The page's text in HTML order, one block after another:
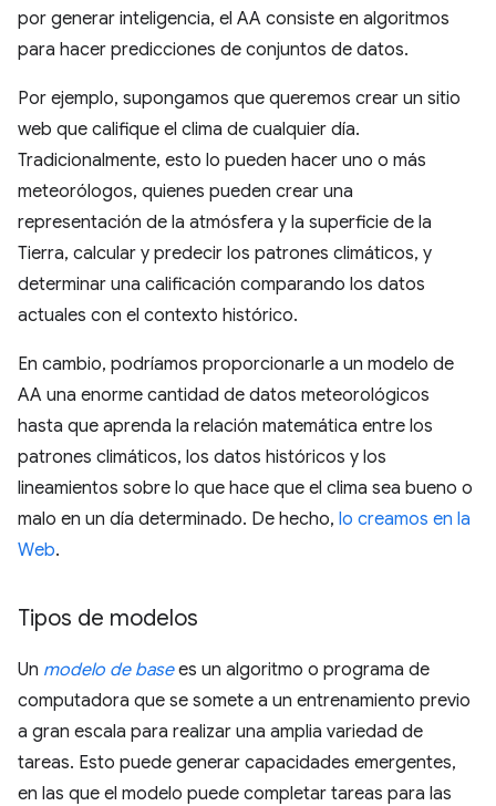
por generar inteligencia, el AA consiste en algoritmos
para hacer predicciones de conjuntos de datos.
Por ejemplo, supongamos que queremos crear un sitio
web que califique el clima de cualquier día.
Tradicionalmente, esto lo pueden hacer uno o más
meteorólogos, quienes pueden crear una
representación de la atmósfera y la superficie de la
Tierra, calcular y predecir los patrones climáticos, y
determinar una calificación comparando los datos
actuales con el contexto histórico.
En cambio, podríamos proporcionarle a un modelo de
AA una enorme cantidad de datos meteorológicos
hasta que aprenda la relación matemática entre los
patrones climáticos, los datos históricos y los
lineamientos sobre lo que hace que el clima sea bueno o
malo en un día determinado. De hecho, lo creamos en la
Web.
Tipos de modelos
Un modelo de basees un algoritmo o programa de
computadora que se somete a un entrenamiento previo
a gran escala para realizar una amplia variedad de
tareas. Esto puede generar capacidades emergentes,
en las que el modelo puede completar tareas para las